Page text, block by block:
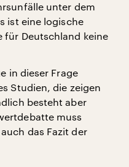
unter dem
ist eine logische
für Deutschland keine
in dieser Frage
Studien, die zeigen
besteht aber
muss
das Fazit der